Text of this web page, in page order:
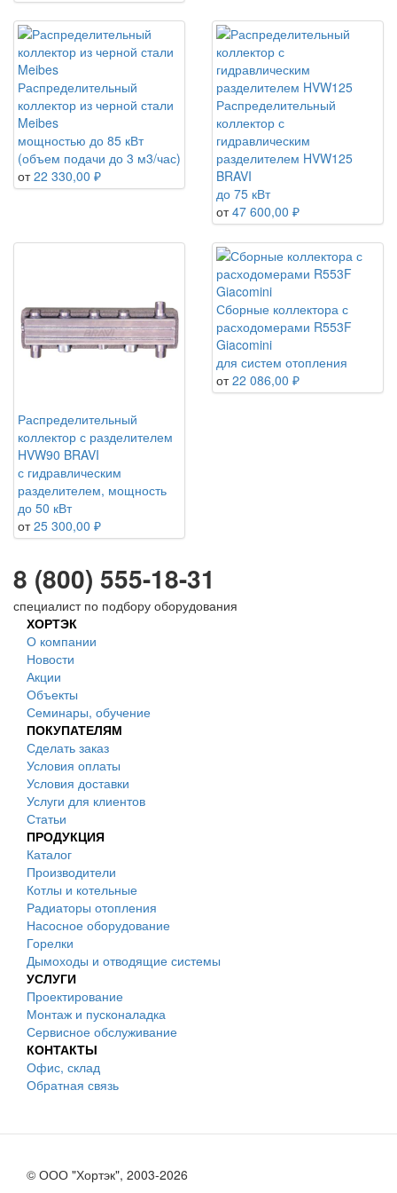
Распределительный
коллектор из черной стали
Meibes
мощностью до 85 кВт
(объем подачи до 3 м3/час)
от 22 330,00 ₽
Распределительный
коллектор с
гидравлическим
разделителем HVW125
BRAVI
до 75 кВт
от 47 600,00 ₽
Распределительный
коллектор с разделителем
HVW90 BRAVI
с гидравлическим
разделителем, мощность
до 50 кВт
от 25 300,00 ₽
Сборные коллектора с
расходомерами R553F
Giacomini
для систем отопления
от 22 086,00 ₽
8 (800) 555-18-31
специалист по подбору оборудования
ХОРТЭК
О компании
Новости
Акции
Объекты
Семинары, обучение
ПОКУПАТЕЛЯМ
Сделать заказ
Условия оплаты
Условия доставки
Услуги для клиентов
Статьи
ПРОДУКЦИЯ
Каталог
Производители
Котлы и котельные
Радиаторы отопления
Насосное оборудование
Горелки
Дымоходы и отводящие системы
УСЛУГИ
Проектирование
Монтаж и пусконаладка
Сервисное обслуживание
КОНТАКТЫ
Офис, склад
Обратная связь
© ООО "Хортэк", 2003-2026